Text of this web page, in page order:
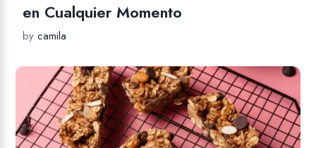
en Cualquier Momento
bycamila